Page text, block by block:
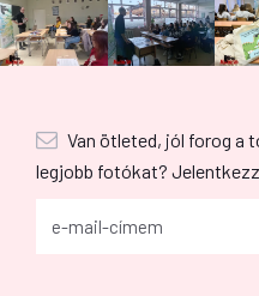
Van ötleted, jól forog a
legjobb fotókat?